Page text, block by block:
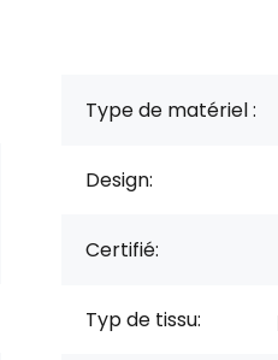
Type de matériel :
Design:
Certifié:
Typ de tissu: